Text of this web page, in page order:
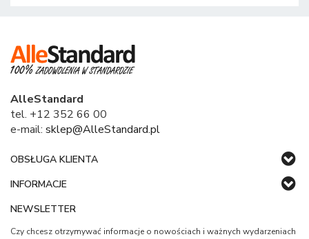
AlleStandard
tel. +12 352 66 00
e-mail: sklep@AlleStandard.pl
OBSŁUGA KLIENTA
INFORMACJE
NEWSLETTER
Czy chcesz otrzymywać informacje o nowościach i ważnych wydarzeniach